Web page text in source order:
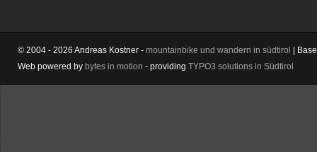
© 2004 - 2026 Andreas Kostner - mountainbike und wandern in südtirol |
Web powered by bytes in motion - providing TYPO3 solutions in Südtirol